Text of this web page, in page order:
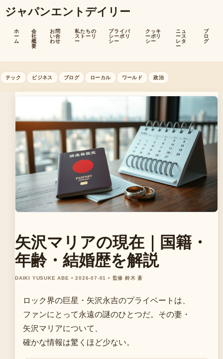
ジャパンエントデイリー
ホ
ー
ム
会
社
概
要
お問
い合
わせ
私たちの
ストーリ
ー
プライバ
シーポリ
シー
クッキ
ーポリ
シー
ニュ
ース
レタ
ー
ブ
ロ
グ
テック ビジネス ブログ ローカル ワールド 政治
矢沢マリアの現在｜国籍・
年齢・結婚歴を解説
DAIKI YUSUKE ABE • 2026-07-01 • 監修 鈴木 蒼
ロック界の巨星・矢沢永吉のプライベートは、
ファンにとって永遠の謎のひとつだ。その妻・
矢沢マリアについて、
確かな情報は驚くほど少ない。